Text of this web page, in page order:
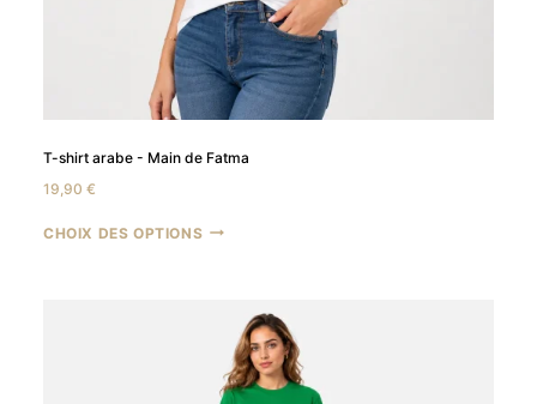
T-shirt arabe - Main de Fatma
19,90 €
CHOIX DES OPTIONS